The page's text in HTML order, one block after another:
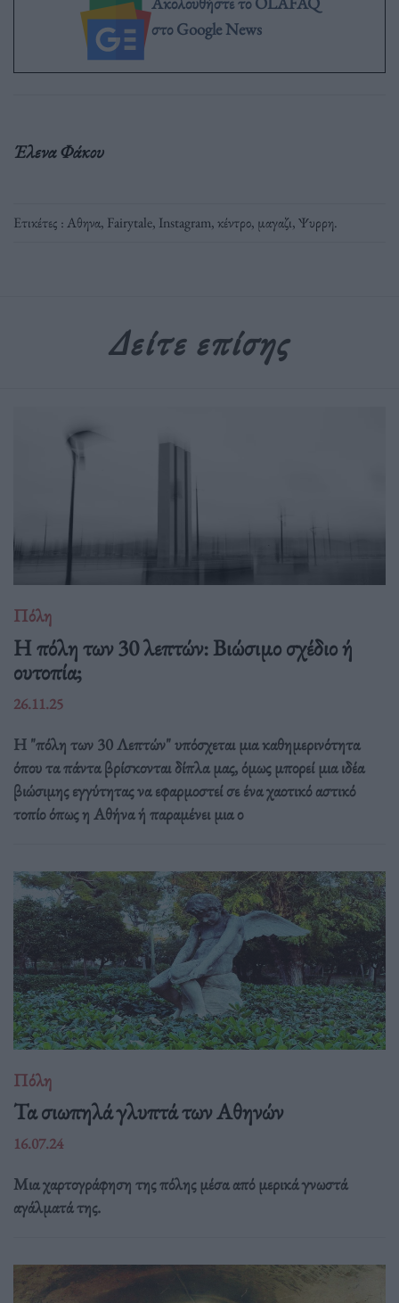
στο Google News
Έλενα Φάκου
Ετικέτες :Aθηνα, Fairytale, Instagram,κέντρο, μαγαζι,Ψυρρη.
Δείτε επίσης
Πόλη
Η πόλη των 30 λεπτών: Βιώσιμο σχέδιο ή
ουτοπία;
26.11.25
Η "πόλη των 30 Λεπτών" υπόσχεται μια καθημερινότητα
όπου τα πάντα βρίσκονται δίπλα μας, όμως μπορεί μια ιδέα
βιώσιμης εγγύτητας να εφαρμοστεί σε ένα χαοτικό αστικό
τοπίο όπως η Αθήνα ή παραμένει μια ο
Πόλη
Τα σιωπηλά γλυπτά των Αθηνών
16.07.24
Μια χαρτογράφηση της πόλης μέσα από μερικά γνωστά
αγάλματά της.